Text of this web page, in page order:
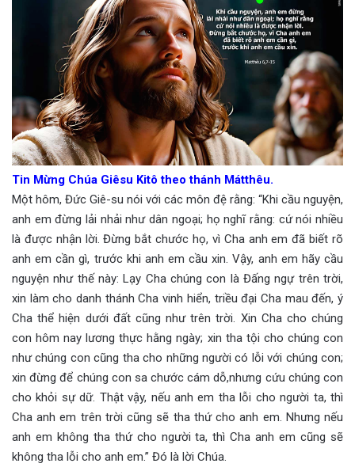
Tin Mừng Chúa Giêsu Kitô theo thánh Mátthêu.
Một hôm, Đức Giê-su nói với các môn đệ rằng: “Khi cầu nguyện,
anh em đừng lải nhải như dân ngoại; họ nghĩ rằng: cứ nói nhiều
là được nhận lời. Đừng bắt chước họ, vì Cha anh em đã biết rõ
anh em cần gì, trước khi anh em cầu xin. Vậy, anh em hãy cầu
nguyện như thế này: Lạy Cha chúng con là Đấng ngự trên trời,
xin làm cho danh thánh Cha vinh hiển, triều đại Cha mau đến, ý
Cha thể hiện dưới đất cũng như trên trời. Xin Cha cho chúng
con hôm nay lương thực hằng ngày; xin tha tội cho chúng con
như chúng con cũng tha cho những người có lỗi với chúng con;
xin đừng để chúng con sa chước cám dỗ,nhưng cứu chúng con
cho khỏi sự dữ. Thật vậy, nếu anh em tha lỗi cho người ta, thì
Cha anh em trên trời cũng sẽ tha thứ cho anh em. Nhưng nếu
anh em không tha thứ cho người ta, thì Cha anh em cũng sẽ
không tha lỗi cho anh em.” Đó là lời Chúa.